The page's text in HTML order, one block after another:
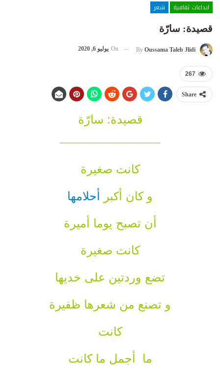
ابداعات ثقافية
شعر
قصيدة: سارّة
By Oussama Taleb Jlidi
On يوليو 6, 2020
267
Share
قصيدة: سارّة
————————–
كانت صغيرة
و كان أكبر أحلامها
أن تصبح يوما أميرة
كانت صغيرة
تضع وردتين على خديها
و تصنع من شعرها ظفيرة
كانت
ما أجمل ما كانت